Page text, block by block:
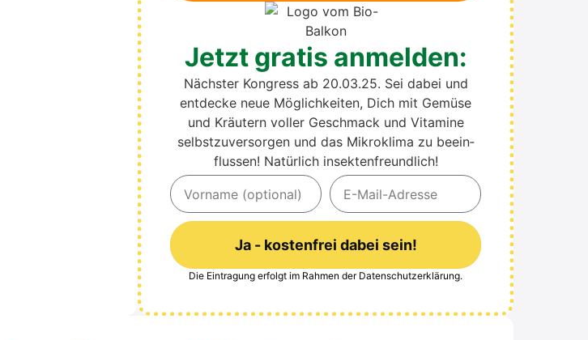
Jetzt gra­tis anmel­den:
Nächs­ter Kon­gress ab 20.03.25. Sei dabei und
ent­de­cke neue Mög­lich­kei­ten, Dich mit Gemü­se
und Kräu­tern vol­ler Geschmack und Vit­ami­ne
selbst­zu­ver­sor­gen und das Mikro­kli­ma zu beein­
flus­sen! Natür­lich insek­ten­freund­lich!
Ja - kostenfrei dabei sein!
Alternative:
Die Ein­tra­gung erfolgt im Rah­men der Daten­schutz­er­klä­rung.